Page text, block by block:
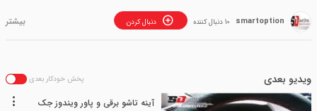
smartoption دنبال کردن 10 دنبال کننده
ویدیو بعدی پخش خودکار بعدی
آینه تاشو برقی و پاور ویندوز جک